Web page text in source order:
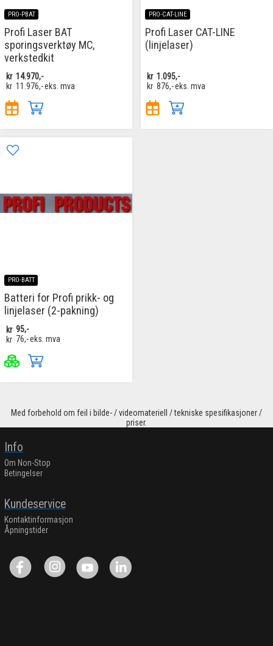
PRO-PBAT
Profi Laser BAT
sporingsverktøy MC,
verkstedkit
kr 14.970,-
kr 11.976,-eks. mva
PRO-CAT-LINE
Profi Laser CAT-LINE
(linjelaser)
kr 1.095,-
kr 876,-eks. mva
PRO-BATT
Batteri for Profi prikk- og
linjelaser (2-pakning)
kr 95,-
kr 76,-eks. mva
Med forbehold om feil i bilde- / videomateriell / tekniske spesifikasjoner /
priser.
Info
Om Non-Stop
Betingelser
Kundeservice
Kontaktinformasjon
Åpningstider